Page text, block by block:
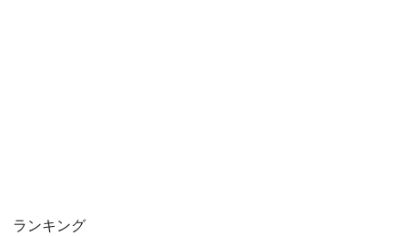
ランキング